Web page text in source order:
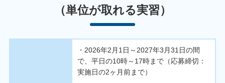
（単位が取れる実習）
・2026年2月1日～2027年3月31日の間
で、平日の10時～17時まで（応募締切：
実施日の2ヶ月前まで）